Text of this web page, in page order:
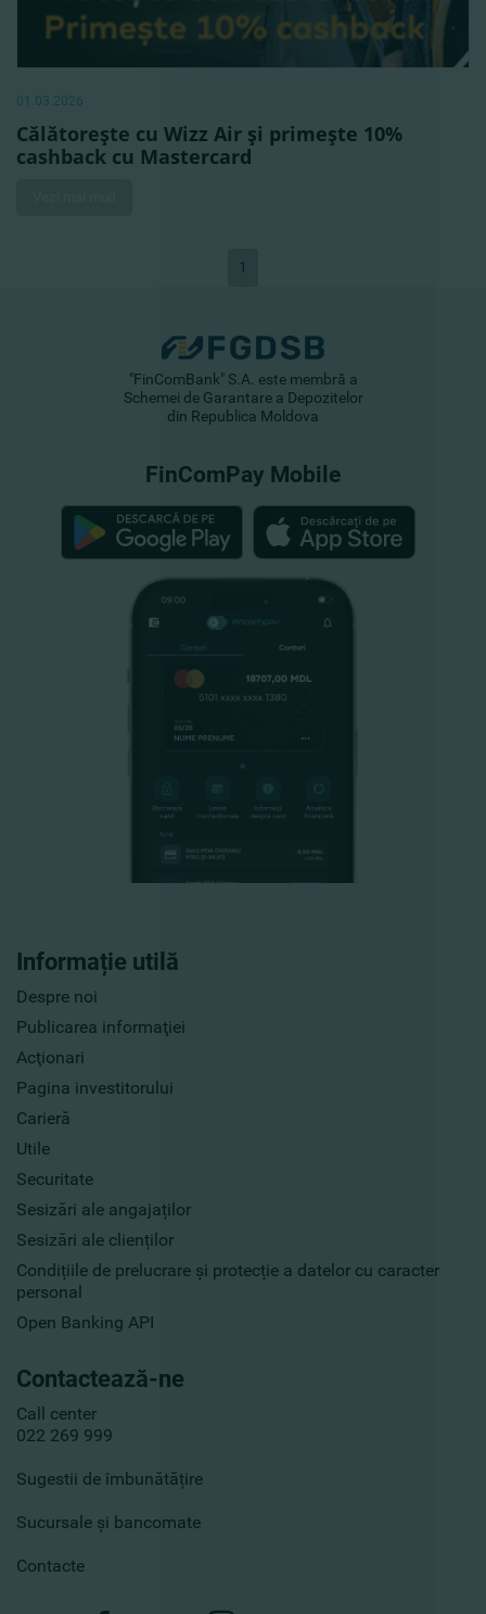
01.03.2026
Călătoreşte cu Wizz Air şi primeşte 10%
cashback cu Mastercard
1
Informație utilă
Despre noi
Publicarea informaţiei
Acţionari
Pagina investitorului
Carieră
Utile
Securitate
Sesizări ale angajaților
Sesizări ale clienților
Condițiile de prelucrare și protecție a datelor cu caracter
personal
Open Banking API
Contactează-ne
Call center
022 269 999
Sugestii de îmbunătățire
Sucursale și bancomate
Contacte
"FinComBank" S.A. este membră a
Schemei de Garantare a Depozitelor
din Republica Moldova
FinComPay Mobile